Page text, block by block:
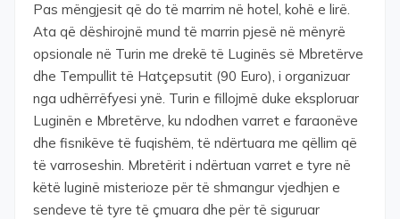
Pas mëngjesit që do të marrim në hotel, kohë e lirë.
Ata që dëshirojnë mund të marrin pjesë në mënyrë
opsionale në Turin me drekë të Luginës së Mbretërve
dhe Tempullit të Hatçepsutit (90 Euro), i organizuar
nga udhërrëfyesi ynë. Turin e fillojmë duke eksploruar
Luginën e Mbretërve, ku ndodhen varret e faraonëve
dhe fisnikëve të fuqishëm, të ndërtuara me qëllim që
të varroseshin. Mbretërit i ndërtuan varret e tyre në
këtë luginë misterioze për të shmangur vjedhjen e
sendeve të tyre të çmuara dhe për të siguruar